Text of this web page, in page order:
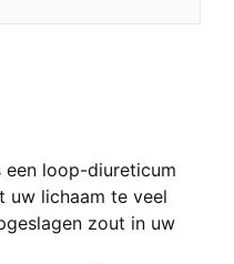
een loop-diureticum
lichaam te veel
zout in uw